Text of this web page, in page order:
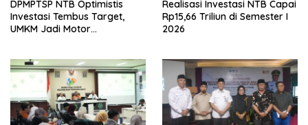
DPMPTSP NTB Optimistis
Investasi Tembus Target,
UMKM Jadi Motor
Realisasi Investasi NTB Capai
Rp15,66 Triliun di Semester I
2026